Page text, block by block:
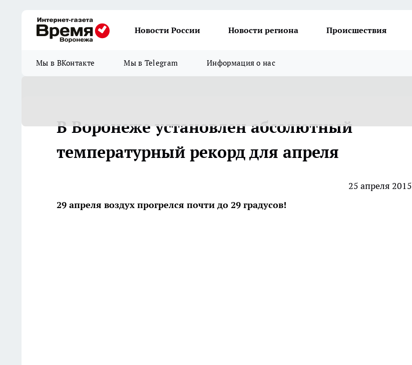
Новости России Новости региона Происшествия
Мы в ВКонтакте Мы в Telegram Информация о нас
В Воронеже установлен абсолютный
температурный рекорд для апреля
25 апреля 2015
29 апреля воздух прогрелся почти до 29 градусов!